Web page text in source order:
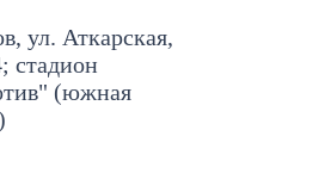
ул. Аткарская,
стадион
(южная